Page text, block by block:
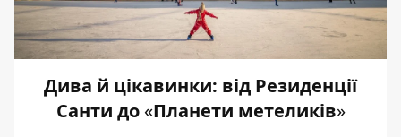
Дива й цікавинки: від Резиденції
Санти до«Планети метеликів»